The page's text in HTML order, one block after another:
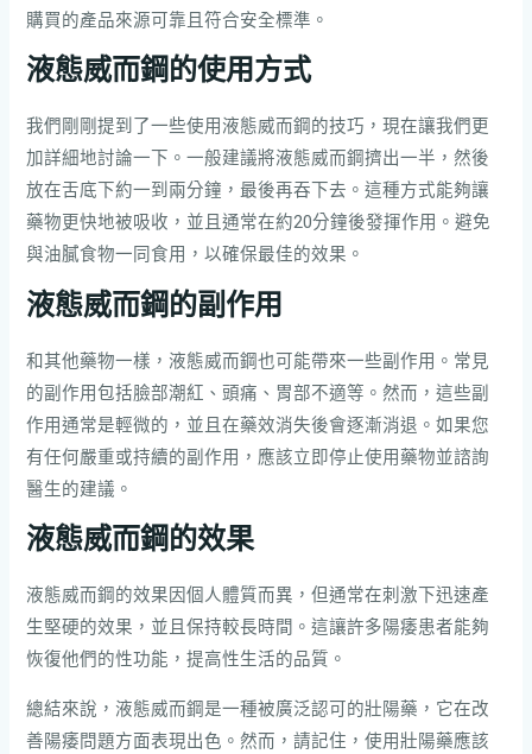
購買的產品來源可靠且符合安全標準。
液態威而鋼的使用方式
我們剛剛提到了一些使用液態威而鋼的技巧，現在讓我們更
加詳細地討論一下。一般建議將液態威而鋼擠出一半，然後
放在舌底下約一到兩分鐘，最後再吞下去。這種方式能夠讓
藥物更快地被吸收，並且通常在約20分鐘後發揮作用。避免
與油膩食物一同食用，以確保最佳的效果。
液態威而鋼的副作用
和其他藥物一樣，液態威而鋼也可能帶來一些副作用。常見
的副作用包括臉部潮紅、頭痛、胃部不適等。然而，這些副
作用通常是輕微的，並且在藥效消失後會逐漸消退。如果您
有任何嚴重或持續的副作用，應該立即停止使用藥物並諮詢
醫生的建議。
液態威而鋼的效果
液態威而鋼的效果因個人體質而異，但通常在刺激下迅速產
生堅硬的效果，並且保持較長時間。這讓許多陽痿患者能夠
恢復他們的性功能，提高性生活的品質。
總結來說，液態威而鋼是一種被廣泛認可的壯陽藥，它在改
善陽痿問題方面表現出色。然而，請記住，使用壯陽藥應該